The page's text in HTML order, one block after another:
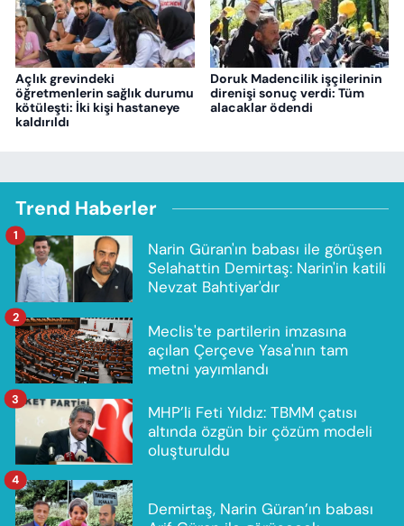
Açlık grevindeki
öğretmenlerin sağlık durumu
kötüleşti: İki kişi hastaneye
kaldırıldı
Doruk Madencilik işçilerinin
direnişi sonuç verdi: Tüm
alacaklar ödendi
Trend Haberler
Narin Güran'ın babası ile görüşen
Selahattin Demirtaş: Narin'in katili
Nevzat Bahtiyar'dır
1
Meclis'te partilerin imzasına
açılan Çerçeve Yasa'nın tam
metni yayımlandı
2
MHP’li Feti Yıldız: TBMM çatısı
altında özgün bir çözüm modeli
oluşturuldu
3
Demirtaş, Narin Güran’ın babası
4